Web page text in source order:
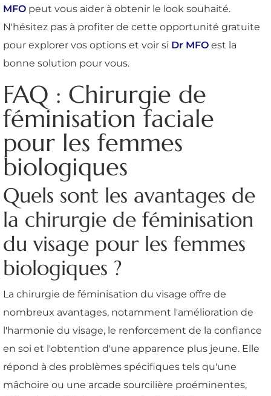
MFO peut vous aider à obtenir le look souhaité.
N'hésitez pas à profiter de cette opportunité gratuite
pour explorer vos options et voir si Dr MFO est la
bonne solution pour vous.
FAQ : Chirurgie de
féminisation faciale
pour les femmes
biologiques
Quels sont les avantages de
la chirurgie de féminisation
du visage pour les femmes
biologiques ?
La chirurgie de féminisation du visage offre de
nombreux avantages, notamment l'amélioration de
l'harmonie du visage, le renforcement de la confiance
en soi et l'obtention d'une apparence plus jeune. Elle
répond à des problèmes spécifiques tels qu'une
mâchoire ou une arcade sourcilière proéminentes,